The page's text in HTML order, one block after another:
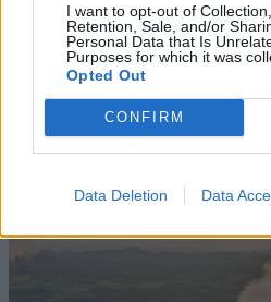
I want to opt-out of
Retention, Sale, and/or
Personal Data that Is
Purposes for which it was
Opted Out
CONFIRM
Data Deletion Data
Elképesztő felvétel
mekkora a különbség
kiszáradó Duna
ÉLŐ BOLYGÓNK